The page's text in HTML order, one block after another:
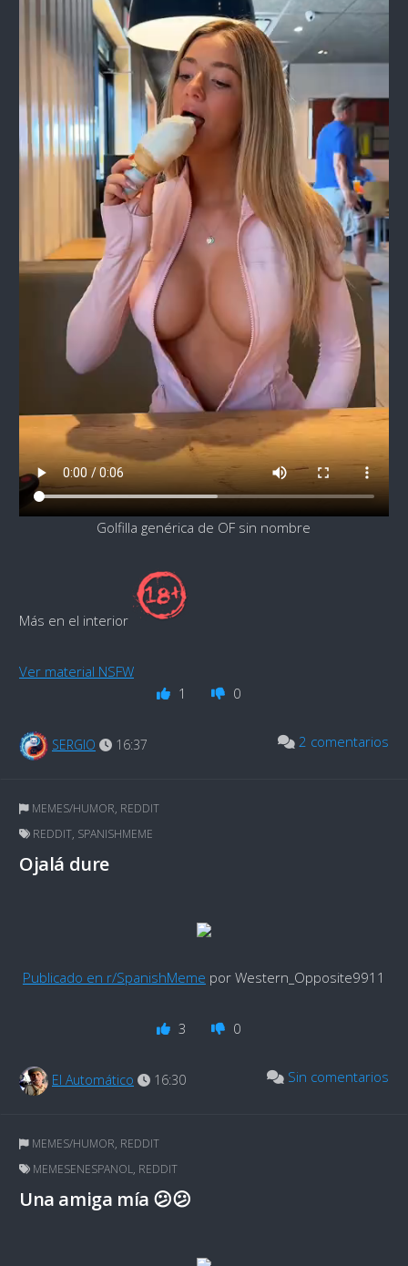
Golfilla genérica de OF sin nombre
Más en el interior
Ver material NSFW
1
0
SERGIO 16:37 2 comentarios
MEMES/HUMOR, REDDIT
REDDIT, SPANISHMEME
Ojalá dure
Publicado en r/SpanishMeme por Western_Opposite9911
3 0
El Automático 16:30 Sin comentarios
MEMES/HUMOR, REDDIT
MEMESENESPANOL, REDDIT
Una amiga mía 😕😕